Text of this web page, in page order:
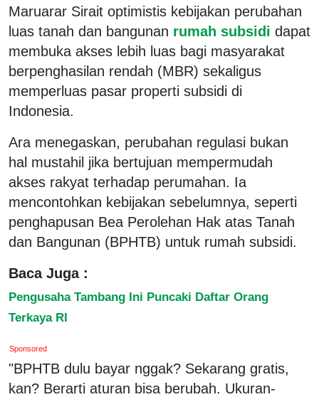
Maruarar Sirait optimistis kebijakan perubahan
luas tanah dan bangunan rumah subsidi dapat
membuka akses lebih luas bagi masyarakat
berpenghasilan rendah (MBR) sekaligus
memperluas pasar properti subsidi di
Indonesia.
Ara menegaskan, perubahan regulasi bukan
hal mustahil jika bertujuan mempermudah
akses rakyat terhadap perumahan. Ia
mencontohkan kebijakan sebelumnya, seperti
penghapusan Bea Perolehan Hak atas Tanah
dan Bangunan (BPHTB) untuk rumah subsidi.
Baca Juga :
Pengusaha Tambang Ini Puncaki Daftar Orang
Terkaya RI
Sponsored
"BPHTB dulu bayar nggak? Sekarang gratis,
kan? Berarti aturan bisa berubah. Ukuran-